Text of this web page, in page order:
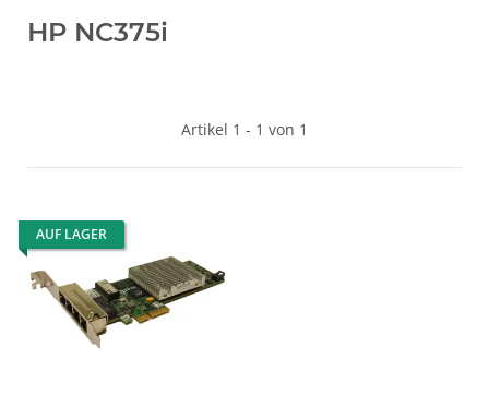
HP NC375i
Artikel 1 - 1 von 1
AUF LAGER